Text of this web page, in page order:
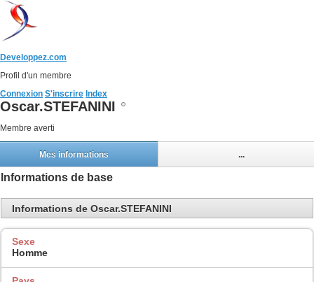
Developpez.com
Profil d'un membre
Connexion S'inscrire Index
Oscar.STEFANINI
Membre averti
Mes informations ...
Informations de base
Informations de Oscar.STEFANINI
Sexe
Homme